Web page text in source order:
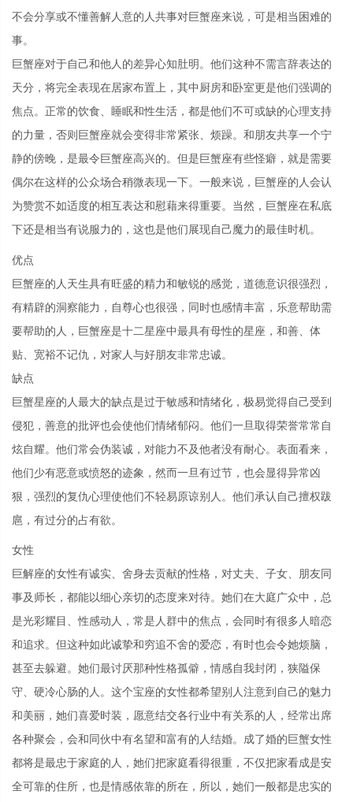
不会分享或不懂善解人意的人共事对巨蟹座来说，可是相当困难的
事。
巨蟹座对于自己和他人的差异心知肚明。他们这种不需言辞表达的
天分，将完全表现在居家布置上，其中厨房和卧室更是他们强调的
焦点。正常的饮食、睡眠和性生活，都是他们不可或缺的心理支持
的力量，否则巨蟹座就会变得非常紧张、烦躁。和朋友共享一个宁
静的傍晚，是最令巨蟹座高兴的。但是巨蟹座有些怪癖，就是需要
偶尔在这样的公众场合稍微表现一下。一般来说，巨蟹座的人会认
为赞赏不如适度的相互表达和慰藉来得重要。当然，巨蟹座在私底
下还是相当有说服力的，这也是他们展现自己魔力的最佳时机。
优点
巨蟹座的人天生具有旺盛的精力和敏锐的感觉，道德意识很强烈，
有精辟的洞察能力，自尊心也很强，同时也感情丰富，乐意帮助需
要帮助的人，巨蟹座是十二星座中最具有母性的星座，和善、体
贴、宽裕不记仇，对家人与好朋友非常忠诚。
缺点
巨蟹星座的人最大的缺点是过于敏感和情绪化，极易觉得自己受到
侵犯，善意的批评也会使他们情绪郁闷。他们一旦取得荣誉常常自
炫自耀。他们常会伪装诚，对能力不及他者没有耐心。表面看来，
他们少有恶意或愤怒的迹象，然而一旦有过节，也会显得异常凶
狠，强烈的复仇心理使他们不轻易原谅别人。他们承认自己擅权跋
扈，有过分的占有欲。
女性
巨解座的女性有诚实、舍身去贡献的性格，对丈夫、子女、朋友同
事及师长，都能以细心亲切的态度来对待。她们在大庭广众中，总
是光彩耀目、性感动人，常是人群中的焦点，会同时有很多人暗恋
和追求。但这种如此诚挚和穷追不舍的爱恋，有时也会令她烦脑，
甚至去躲避。她们最讨厌那种性格孤僻，情感自我封闭，狭隘保
守、硬冷心肠的人。这个宝座的女性都希望别人注意到自己的魅力
和美丽，她们喜爱时装，愿意结交各行业中有关系的人，经常出席
各种聚会，会和同伙中有名望和富有的人结婚。成了婚的巨蟹女性
都将是最忠于家庭的人，她们把家庭看得很重，不仅把家看成是安
全可靠的住所，也是情感依靠的所在，所以，她们一般都是忠实的